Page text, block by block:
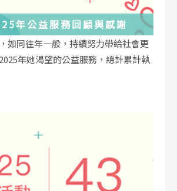
年公益服務回顧與感謝
如同往年一般，持續努力帶給社會更
年她渴望的公益服務，總計累計執